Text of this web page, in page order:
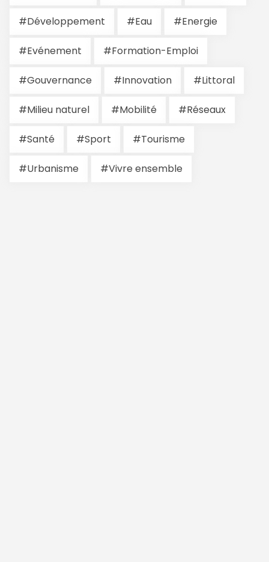
#Développement #Eau #Energie
#Evénement #Formation-Emploi
#Gouvernance #Innovation #Littoral
#Milieu naturel #Mobilité #Réseaux
#Santé #Sport #Tourisme
#Urbanisme #Vivre ensemble